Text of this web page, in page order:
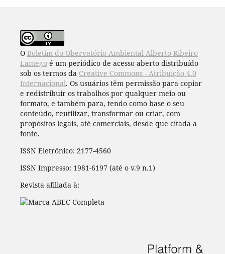
O Boletim do Obervatório Ambiental Alberto Ribeiro
Lamego é um periódico de acesso aberto distribuído
sob os termos da Creative Commons - Atribuição 4.0
Internacional. Os usuários têm permissão para copiar
e redistribuir os trabalhos por qualquer meio ou
formato, e também para, tendo como base o seu
conteúdo, reutilizar, transformar ou criar, com
propósitos legais, até comerciais, desde que citada a
fonte.
ISSN Eletrônico: 2177-4560
ISSN Impresso: 1981-6197 (até o v.9 n.1)
Revista afiliada à: